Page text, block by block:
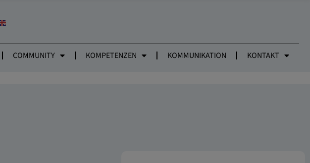
COMMUNITY KOMPETENZEN KOMMUNIKATION KONTAKT